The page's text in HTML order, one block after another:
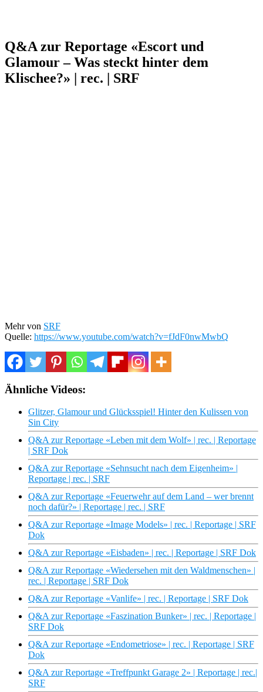
Q&A zur Reportage «Escort und
Glamour – Was steckt hinter dem
Klischee?» | rec. | SRF
Mehr von SRF
Quelle: https://www.youtube.com/watch?v=fJdF0nwMwbQ
Ähnliche Videos:
Glitzer, Glamour und Glücksspiel! Hinter den Kulissen von
Sin City
Q&A zur Reportage «Leben mit dem Wolf» | rec. | Reportage
| SRF Dok
Q&A zur Reportage «Sehnsucht nach dem Eigenheim» |
Reportage | rec. | SRF
Q&A zur Reportage «Feuerwehr auf dem Land – wer brennt
noch dafür?» | Reportage | rec. | SRF
Q&A zur Reportage «Image Models» | rec. | Reportage | SRF
Dok
Q&A zur Reportage «Eisbaden» | rec. | Reportage | SRF Dok
Q&A zur Reportage «Wiedersehen mit den Waldmenschen» |
rec. | Reportage | SRF Dok
Q&A zur Reportage «Vanlife» | rec. | Reportage | SRF Dok
Q&A zur Reportage «Faszination Bunker» | rec. | Reportage |
SRF Dok
Q&A zur Reportage «Endometriose» | rec. | Reportage | SRF
Dok
Q&A zur Reportage «Treffpunkt Garage 2» | Reportage | rec.|
SRF